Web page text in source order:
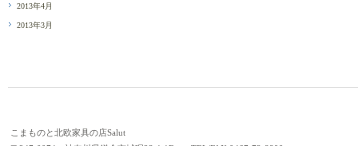
2013年4月
2013年3月
こまものと北欧家具の店Salut